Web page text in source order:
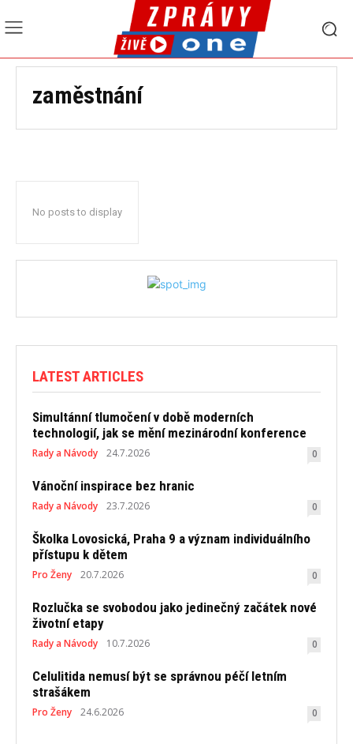
zaměstnání
No posts to display
LATEST ARTICLES
Simultánní tlumočení v době moderních
technologií, jak se mění mezinárodní konference
Rady a Návody 24.7.2026 0
Vánoční inspirace bez hranic
Rady a Návody 23.7.2026 0
Školka Lovosická, Praha 9 a význam individuálního
přístupu k dětem
Pro Ženy 20.7.2026 0
Rozlučka se svobodou jako jedinečný začátek nové
životní etapy
Rady a Návody 10.7.2026 0
Celulitida nemusí být se správnou péčí letním
strašákem
Pro Ženy 24.6.2026 0